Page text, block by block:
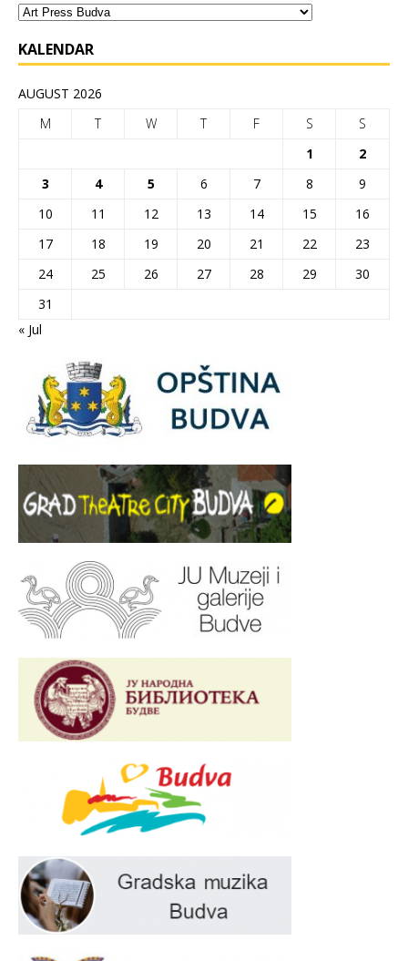
KALENDAR
AUGUST 2026
M
T W T F S
S
1
2
3
4 5 6 7 8
9
10
11 12 13 14 15
16
17
18 19 20 21 22
23
24
25 26 27 28 29
30
31
« Jul